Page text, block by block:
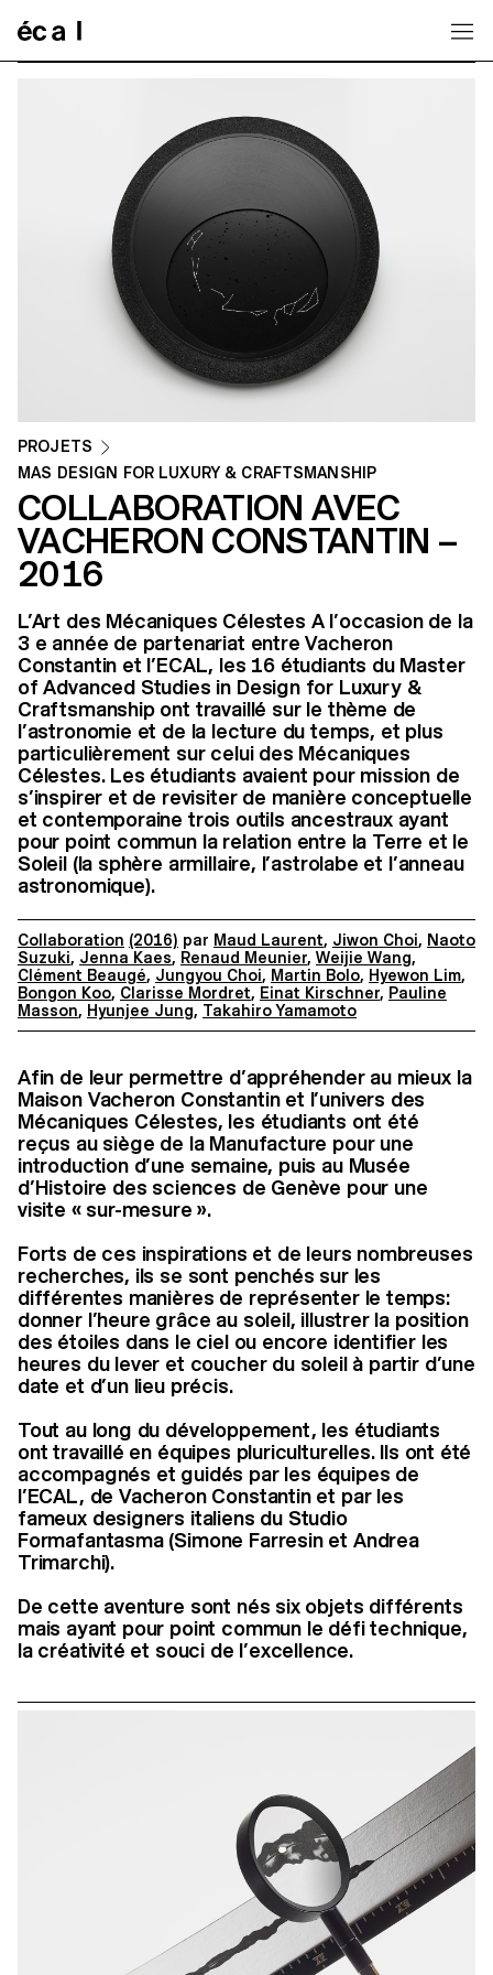
PROJETS
MAS DESIGN FOR LUXURY & CRAFTSMANSHIP
COLLABORATION AVEC
VACHERON CONSTANTIN –
2016
L’Art des Mécaniques Célestes A l’occasion de la
3 e année de partenariat entre Vacheron
Constantin et l’ECAL, les 16 étudiants du Master
of Advanced Studies in Design for Luxury &
Craftsmanship ont travaillé sur le thème de
l’astronomie et de la lecture du temps, et plus
particulièrement sur celui des Mécaniques
Célestes. Les étudiants avaient pour mission de
s’inspirer et de revisiter de manière conceptuelle
et contemporaine trois outils ancestraux ayant
pour point commun la relation entre la Terre et le
Soleil (la sphère armillaire, l’astrolabe et l’anneau
astronomique).
Collaboration (2016) par Maud Laurent, Jiwon Choi, Naoto
Suzuki, Jenna Kaes, Renaud Meunier, Weijie Wang,
Clément Beaugé, Jungyou Choi, Martin Bolo, Hyewon Lim,
Bongon Koo, Clarisse Mordret, Einat Kirschner, Pauline
Masson, Hyunjee Jung, Takahiro Yamamoto
Afin de leur permettre d’appréhender au mieux la
Maison Vacheron Constantin et l’univers des
Mécaniques Célestes, les étudiants ont été
reçus au siège de la Manufacture pour une
introduction d’une semaine, puis au Musée
d’Histoire des sciences de Genève pour une
visite « sur-mesure ».
Forts de ces inspirations et de leurs nombreuses
recherches, ils se sont penchés sur les
différentes manières de représenter le temps:
donner l’heure grâce au soleil, illustrer la position
des étoiles dans le ciel ou encore identifier les
heures du lever et coucher du soleil à partir d’une
date et d’un lieu précis.
Tout au long du développement, les étudiants
ont travaillé en équipes pluriculturelles. Ils ont été
accompagnés et guidés par les équipes de
l’ECAL, de Vacheron Constantin et par les
fameux designers italiens du Studio
Formafantasma (Simone Farresin et Andrea
Trimarchi).
De cette aventure sont nés six objets différents
mais ayant pour point commun le défi technique,
la créativité et souci de l’excellence.